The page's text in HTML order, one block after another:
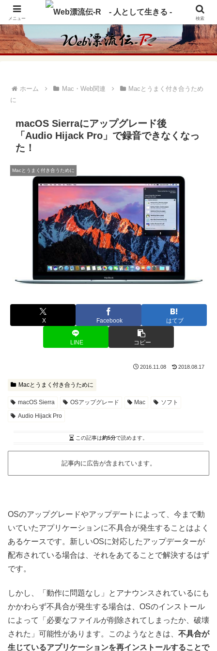
アメリカ・インディアンの思想・生き方からの学びをメインに、趣味や経験則
ホーム Mac・Web関連
Macとうまく付き合うため
に
macOS Sierraにアップグレード後
「Audio Hijack Pro」で録音できなくなっ
た！
Macとうまく付き合うために
X Facebook はてブ
LINE コピー
2016.11.08 2018.08.17
Macとうまく付き合うために
macOS Sierra OSアップグレード Mac
ソフト
Audio Hijack Pro
この記事は約5分で読めます。
記事内に広告が含まれています。
OSのアップグレードやアップデートによって、今まで動
いていたアプリケーションに不具合が発生することはよく
あるケースです。新しいOSに対応したアップデーターが
配布されている場合は、それをあてることで解決するはず
です。
しかし、「動作に問題なし」とアナウンスされているにも
かかわらず不具合が発生する場合は、OSのインストール
によって「必要なファイルが削除されてしまったか、破壊
された」可能性があります。このようなときは、 不具合が
生じているアプリケーションを再インストールすることで
メニュー 検索